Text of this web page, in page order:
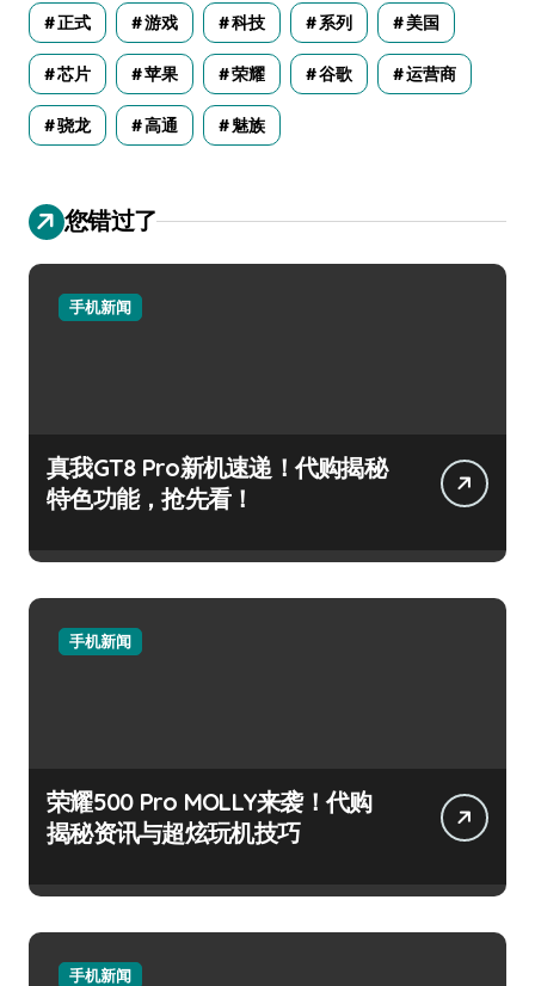
正式 游戏 科技 系列 美国
芯片 苹果 荣耀 谷歌 运营商
骁龙 高通 魅族
您错过了
手机新闻
真我GT8 Pro新机速递！代购揭秘
特色功能，抢先看！
手机新闻
荣耀500 Pro MOLLY来袭！代购
揭秘资讯与超炫玩机技巧
手机新闻